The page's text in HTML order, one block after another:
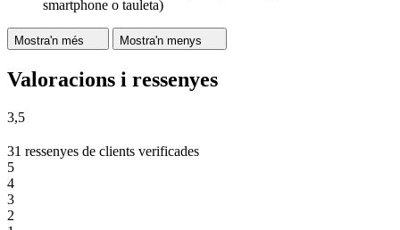
smartphone o tauleta)
Mostra'n més Mostra'n menys
Valoracions i ressenyes
3,5
31 ressenyes de clients verificades
5
4
3
2